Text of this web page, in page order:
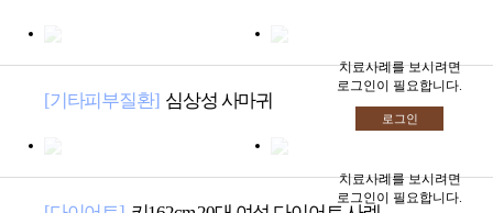
치료사례를 보시려면
로그인이 필요합니다.
로그인
[기타피부질환]심상성 사마귀
치료사례를 보시려면
로그인이 필요합니다.